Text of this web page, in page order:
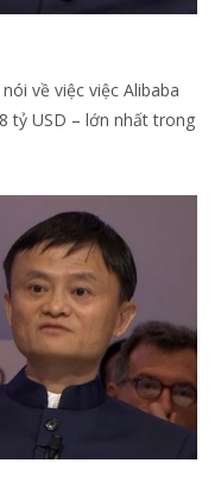
về việc việc Alibaba
tỷ USD – lớn nhất trong